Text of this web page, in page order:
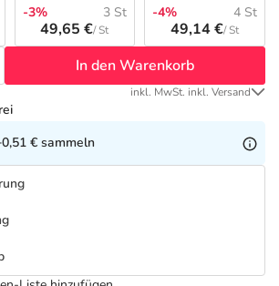
-3% 3 St
49,65 €/ St
-4% 4 St
49,14 €/ St
In den Warenkorb
inkl. MwSt. inkl. Versand
€ sammeln